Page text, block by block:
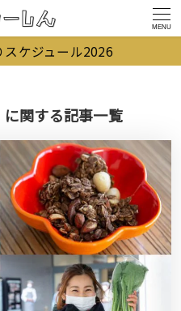
MENU
ケジュール2026
に関する記事一覧